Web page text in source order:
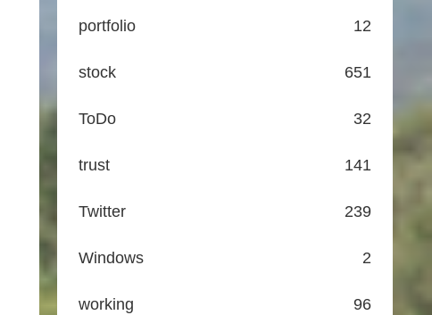
portfolio 12
stock 651
ToDo 32
trust 141
Twitter 239
Windows 2
working 96